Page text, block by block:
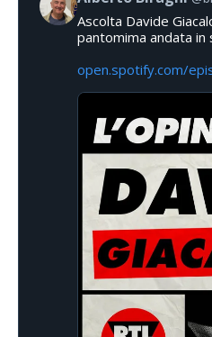
Ascolta Davide
pantomima andata in
open.spotify.com/